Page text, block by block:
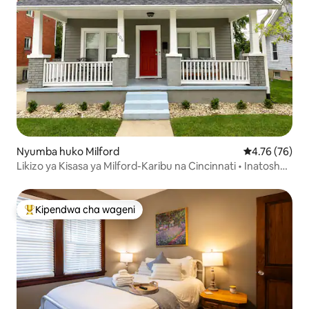
Nyumba huko Milford Ukadiriaji wa
4.76 (76)
Likizo ya Kisasa ya Milford-Karibu na Cincinnati • Inatosha
Kipendwa maarufu cha wageni
Kipendwa cha wageni